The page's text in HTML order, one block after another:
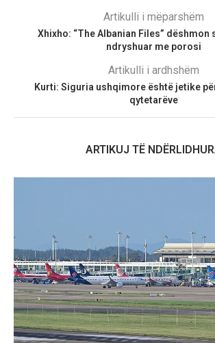
Artikulli i mëparshëm
Xhixho: “The Albanian Files” dëshmon
ndryshuar me porosi
Artikulli i ardhshëm
​Kurti: Siguria ushqimore është jetike
qytetarëve
ARTIKUJ TË